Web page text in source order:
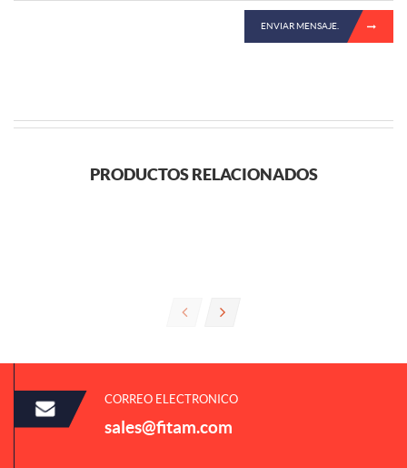
ENVIAR MENSAJE.
PRODUCTOS RELACIONADOS
CORREO ELECTRONICO
sales@fitam.com